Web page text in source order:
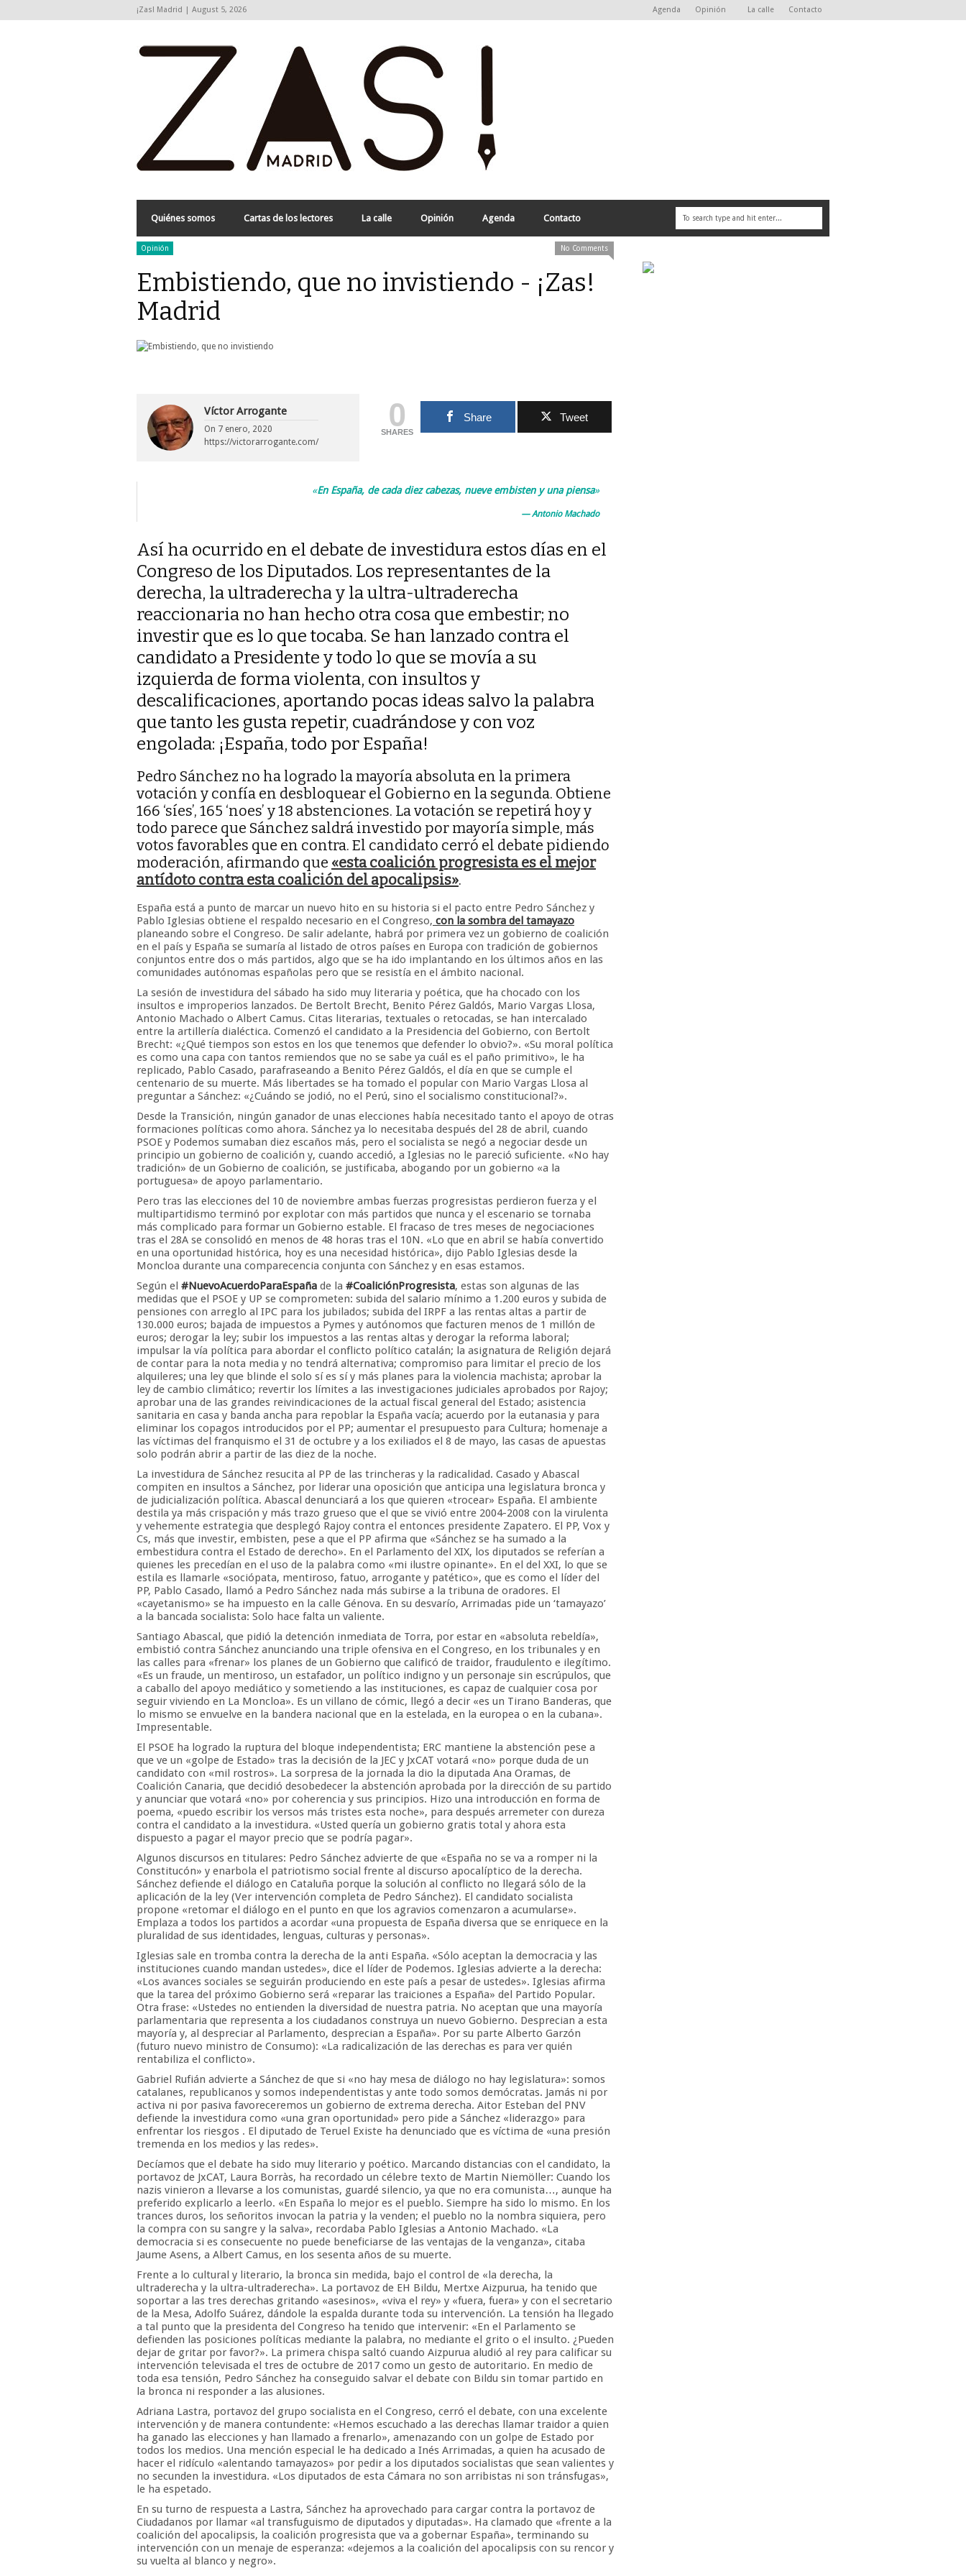
¡Zas! Madrid | August 5, 2026 Agenda Opinión La calle Contacto
Quiénes somos Cartas de los lectores La calle Opinión Agenda Contacto
Opinión No Comments
Embistiendo, que no invistiendo - ¡Zas!
Madrid
Víctor Arrogante
On 7 enero, 2020
https://victorarrogante.com/
0
SHARES
Share Tweet
«En España, de cada diez cabezas, nueve embisten y una piensa»
Antonio Machado
Así ha ocurrido en el debate de investidura estos días en el
Congreso de los Diputados. Los representantes de la
derecha, la ultraderecha y la ultra-ultraderecha
reaccionaria no han hecho otra cosa que embestir; no
investir que es lo que tocaba. Se han lanzado contra el
candidato a Presidente y todo lo que se movía a su
izquierda de forma violenta, con insultos y
descalificaciones, aportando pocas ideas salvo la palabra
que tanto les gusta repetir, cuadrándose y con voz
engolada: ¡España, todo por España!
Pedro Sánchez no ha logrado la mayoría absoluta en la primera
votación y confía en desbloquear el Gobierno en la segunda. Obtiene
166 ‘síes’, 165 ‘noes’ y 18 abstenciones. La votación se repetirá hoy y
todo parece que Sánchez saldrá investido por mayoría simple, más
votos favorables que en contra. El candidato cerró el debate pidiendo
moderación, afirmando que «esta coalición progresista es el mejor
antídoto contra esta coalición del apocalipsis».
España está a punto de marcar un nuevo hito en su historia si el pacto entre Pedro Sánchez y
Pablo Iglesias obtiene el respaldo necesario en el Congreso, con la sombra del tamayazo
planeando sobre el Congreso. De salir adelante, habrá por primera vez un gobierno de coalición
en el país y España se sumaría al listado de otros países en Europa con tradición de gobiernos
conjuntos entre dos o más partidos, algo que se ha ido implantando en los últimos años en las
comunidades autónomas españolas pero que se resistía en el ámbito nacional.
La sesión de investidura del sábado ha sido muy literaria y poética, que ha chocado con los
insultos e improperios lanzados. De Bertolt Brecht, Benito Pérez Galdós, Mario Vargas Llosa,
Antonio Machado o Albert Camus. Citas literarias, textuales o retocadas, se han intercalado
entre la artillería dialéctica. Comenzó el candidato a la Presidencia del Gobierno, con Bertolt
Brecht: «¿Qué tiempos son estos en los que tenemos que defender lo obvio?». «Su moral política
es como una capa con tantos remiendos que no se sabe ya cuál es el paño primitivo», le ha
replicado, Pablo Casado, parafraseando a Benito Pérez Galdós, el día en que se cumple el
centenario de su muerte. Más libertades se ha tomado el popular con Mario Vargas Llosa al
preguntar a Sánchez: «¿Cuándo se jodió, no el Perú, sino el socialismo constitucional?».
Desde la Transición, ningún ganador de unas elecciones había necesitado tanto el apoyo de otras
formaciones políticas como ahora. Sánchez ya lo necesitaba después del 28 de abril, cuando
PSOE y Podemos sumaban diez escaños más, pero el socialista se negó a negociar desde un
principio un gobierno de coalición y, cuando accedió, a Iglesias no le pareció suficiente. «No hay
tradición» de un Gobierno de coalición, se justificaba, abogando por un gobierno «a la
portuguesa» de apoyo parlamentario.
Pero tras las elecciones del 10 de noviembre ambas fuerzas progresistas perdieron fuerza y el
multipartidismo terminó por explotar con más partidos que nunca y el escenario se tornaba
más complicado para formar un Gobierno estable. El fracaso de tres meses de negociaciones
tras el 28A se consolidó en menos de 48 horas tras el 10N. «Lo que en abril se había convertido
en una oportunidad histórica, hoy es una necesidad histórica», dijo Pablo Iglesias desde la
Moncloa durante una comparecencia conjunta con Sánchez y en esas estamos.
Según el #NuevoAcuerdoParaEspaña de la #CoaliciónProgresista, estas son algunas de las
medidas que el PSOE y UP se comprometen: subida del salario mínimo a 1.200 euros y subida de
pensiones con arreglo al IPC para los jubilados; subida del IRPF a las rentas altas a partir de
130.000 euros; bajada de impuestos a Pymes y autónomos que facturen menos de 1 millón de
euros; derogar la ley; subir los impuestos a las rentas altas y derogar la reforma laboral;
impulsar la vía política para abordar el conflicto político catalán; la asignatura de Religión dejará
de contar para la nota media y no tendrá alternativa; compromiso para limitar el precio de los
alquileres; una ley que blinde el solo sí es sí y más planes para la violencia machista; aprobar la
ley de cambio climático; revertir los límites a las investigaciones judiciales aprobados por Rajoy;
aprobar una de las grandes reivindicaciones de la actual fiscal general del Estado; asistencia
sanitaria en casa y banda ancha para repoblar la España vacía; acuerdo por la eutanasia y para
eliminar los copagos introducidos por el PP; aumentar el presupuesto para Cultura; homenaje a
las víctimas del franquismo el 31 de octubre y a los exiliados el 8 de mayo, las casas de apuestas
solo podrán abrir a partir de las diez de la noche.
La investidura de Sánchez resucita al PP de las trincheras y la radicalidad. Casado y Abascal
compiten en insultos a Sánchez, por liderar una oposición que anticipa una legislatura bronca y
de judicialización política. Abascal denunciará a los que quieren «trocear» España. El ambiente
destila ya más crispación y más trazo grueso que el que se vivió entre 2004-2008 con la virulenta
y vehemente estrategia que desplegó Rajoy contra el entonces presidente Zapatero. El PP, Vox y
Cs, más que investir, embisten, pese a que el PP afirma que «Sánchez se ha sumado a la
embestidura contra el Estado de derecho». En el Parlamento del XIX, los diputados se referían a
quienes les precedían en el uso de la palabra como «mi ilustre opinante». En el del XXI, lo que se
estila es llamarle «sociópata, mentiroso, fatuo, arrogante y patético», que es como el líder del
PP, Pablo Casado, llamó a Pedro Sánchez nada más subirse a la tribuna de oradores. El
«cayetanismo» se ha impuesto en la calle Génova. En su desvarío, Arrimadas pide un ‘tamayazo’
a la bancada socialista: Solo hace falta un valiente.
Santiago Abascal, que pidió la detención inmediata de Torra, por estar en «absoluta rebeldía»,
embistió contra Sánchez anunciando una triple ofensiva en el Congreso, en los tribunales y en
las calles para «frenar» los planes de un Gobierno que calificó de traidor, fraudulento e ilegítimo.
«Es un fraude, un mentiroso, un estafador, un político indigno y un personaje sin escrúpulos, que
a caballo del apoyo mediático y sometiendo a las instituciones, es capaz de cualquier cosa por
seguir viviendo en La Moncloa». Es un villano de cómic, llegó a decir «es un Tirano Banderas, que
lo mismo se envuelve en la bandera nacional que en la estelada, en la europea o en la cubana».
Impresentable.
El PSOE ha logrado la ruptura del bloque independentista; ERC mantiene la abstención pese a
que ve un «golpe de Estado» tras la decisión de la JEC y JxCAT votará «no» porque duda de un
candidato con «mil rostros». La sorpresa de la jornada la dio la diputada Ana Oramas, de
Coalición Canaria, que decidió desobedecer la abstención aprobada por la dirección de su partido
y anunciar que votará «no» por coherencia y sus principios. Hizo una introducción en forma de
poema, «puedo escribir los versos más tristes esta noche», para después arremeter con dureza
contra el candidato a la investidura. «Usted quería un gobierno gratis total y ahora esta
dispuesto a pagar el mayor precio que se podría pagar».
Algunos discursos en titulares: Pedro Sánchez advierte de que «España no se va a romper ni la
Constitucón» y enarbola el patriotismo social frente al discurso apocalíptico de la derecha.
Sánchez defiende el diálogo en Cataluña porque la solución al conflicto no llegará sólo de la
aplicación de la ley (Ver intervención completa de Pedro Sánchez). El candidato socialista
propone «retomar el diálogo en el punto en que los agravios comenzaron a acumularse».
Emplaza a todos los partidos a acordar «una propuesta de España diversa que se enriquece en la
pluralidad de sus identidades, lenguas, culturas y personas».
Iglesias sale en tromba contra la derecha de la anti España. «Sólo aceptan la democracia y las
instituciones cuando mandan ustedes», dice el líder de Podemos. Iglesias advierte a la derecha:
«Los avances sociales se seguirán produciendo en este país a pesar de ustedes». Iglesias afirma
que la tarea del próximo Gobierno será «reparar las traiciones a España» del Partido Popular.
Otra frase: «Ustedes no entienden la diversidad de nuestra patria. No aceptan que una mayoría
parlamentaria que representa a los ciudadanos construya un nuevo Gobierno. Desprecian a esta
mayoría y, al despreciar al Parlamento, desprecian a España». Por su parte Alberto Garzón
(futuro nuevo ministro de Consumo): «La radicalización de las derechas es para ver quién
rentabiliza el conflicto».
Gabriel Rufián advierte a Sánchez de que si «no hay mesa de diálogo no hay legislatura»: somos
catalanes, republicanos y somos independentistas y ante todo somos demócratas. Jamás ni por
activa ni por pasiva favoreceremos un gobierno de extrema derecha. Aitor Esteban del PNV
defiende la investidura como «una gran oportunidad» pero pide a Sánchez «liderazgo» para
enfrentar los riesgos . El diputado de Teruel Existe ha denunciado que es víctima de «una presión
tremenda en los medios y las redes».
Decíamos que el debate ha sido muy literario y poético. Marcando distancias con el candidato, la
portavoz de JxCAT, Laura Borràs, ha recordado un célebre texto de Martin Niemöller: Cuando los
nazis vinieron a llevarse a los comunistas, guardé silencio, ya que no era comunista…, aunque ha
preferido explicarlo a leerlo. «En España lo mejor es el pueblo. Siempre ha sido lo mismo. En los
trances duros, los señoritos invocan la patria y la venden; el pueblo no la nombra siquiera, pero
la compra con su sangre y la salva», recordaba Pablo Iglesias a Antonio Machado. «La
democracia si es consecuente no puede beneficiarse de las ventajas de la venganza», citaba
Jaume Asens, a Albert Camus, en los sesenta años de su muerte.
Frente a lo cultural y literario, la bronca sin medida, bajo el control de «la derecha, la
ultraderecha y la ultra-ultraderecha». La portavoz de EH Bildu, Mertxe Aizpurua, ha tenido que
soportar a las tres derechas gritando «asesinos», «viva el rey» y «fuera, fuera» y con el secretario
de la Mesa, Adolfo Suárez, dándole la espalda durante toda su intervención. La tensión ha llegado
a tal punto que la presidenta del Congreso ha tenido que intervenir: «En el Parlamento se
defienden las posiciones políticas mediante la palabra, no mediante el grito o el insulto. ¿Pueden
dejar de gritar por favor?». La primera chispa saltó cuando Aizpurua aludió al rey para calificar su
intervención televisada el tres de octubre de 2017 como un gesto de autoritario. En medio de
toda esa tensión, Pedro Sánchez ha conseguido salvar el debate con Bildu sin tomar partido en
la bronca ni responder a las alusiones.
Adriana Lastra, portavoz del grupo socialista en el Congreso, cerró el debate, con una excelente
intervención y de manera contundente: «Hemos escuchado a las derechas llamar traidor a quien
ha ganado las elecciones y han llamado a frenarlo», amenazando con un golpe de Estado por
todos los medios. Una mención especial le ha dedicado a Inés Arrimadas, a quien ha acusado de
hacer el ridículo «alentando tamayazos» por pedir a los diputados socialistas que sean valientes y
no secunden la investidura. «Los diputados de esta Cámara no son arribistas ni son tránsfugas»,
le ha espetado.
En su turno de respuesta a Lastra, Sánchez ha aprovechado para cargar contra la portavoz de
Ciudadanos por llamar «al transfuguismo de diputados y diputadas». Ha clamado que «frente a la
coalición del apocalipsis, la coalición progresista que va a gobernar España», terminando su
intervención con un menaje de esperanza: «dejemos a la coalición del apocalipsis con su rencor y
su vuelta al blanco y negro».